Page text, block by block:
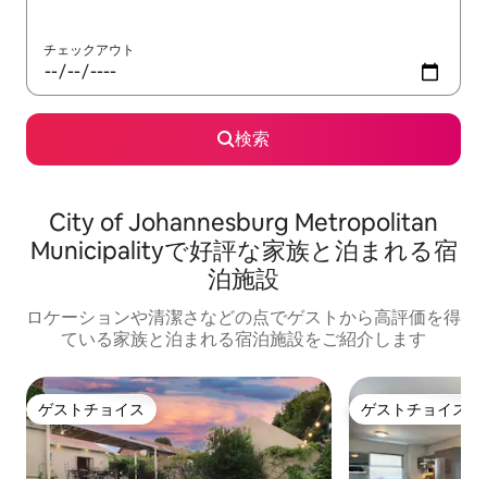
チェックアウト
検索
City of Johannesburg Metropolitan
Municipalityで好評な家族と泊まれる宿
泊施設
ロケーションや清潔さなどの点でゲストから高評価を得
ている家族と泊まれる宿泊施設をご紹介します
ゲストチョイス
ゲストチョイス ゲストチョイス
ゲストチョイス